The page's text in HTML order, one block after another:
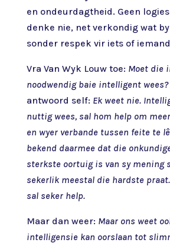
en ondeurdagtheid. Geen
denke nie, net verkondig wat
sonder respek vir iets of
Vra Van Wyk Louw toe: Moet die
noodwendig baie intelligent wees?
antwoord self: Ek weet nie.
nuttig wees, sal hom help om
en wyer verbande tussen feite te
bekend daarmee dat die
sterkste oortuig is van sy mening
sekerlik meestal die hardste
sal seker help.
Maar dan weer: Maar ons weet
intelligensie kan oorslaan tot